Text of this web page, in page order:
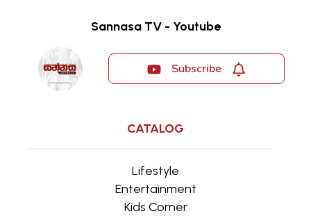
Sannasa TV - Youtube
Subscribe
CATALOG
Lifestyle
Entertainment
Kids Corner